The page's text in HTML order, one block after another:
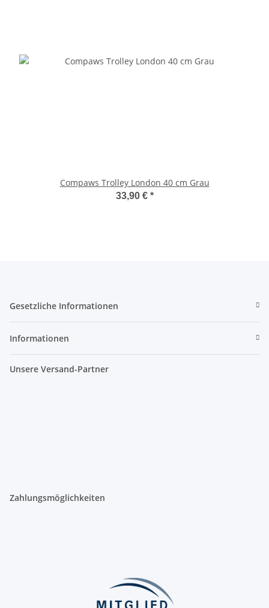
Compaws Trolley London 40 cm Grau
33,90 € *
Gesetzliche Informationen
Informationen
Unsere Versand-Partner
Zahlungsmöglichkeiten